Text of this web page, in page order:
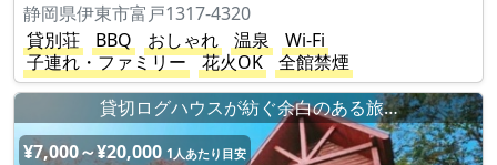
静岡県伊東市富戸1317-4320
貸別荘
BBQ おしゃれ 温泉
Wi-Fi
子連れ・ファミリー
花火OK
全館禁煙
貸切ログハウスが紡ぐ余白のある旅…
¥7,000～¥20,000 1人あたり目安